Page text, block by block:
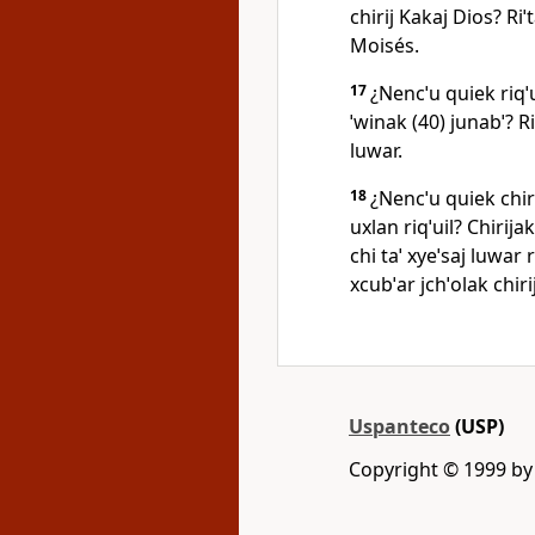
chirij Kakaj Dios?
Moisés.
17¿Nencˈu quiek
ˈwinak (40) junabˈ?
luwar.
18¿Nencˈu quiek
uxlan riqˈuil?
chi taˈ xyeˈsaj luwar
xcubˈar jchˈolak
Uspanteco(USP)
Copyright © 1999